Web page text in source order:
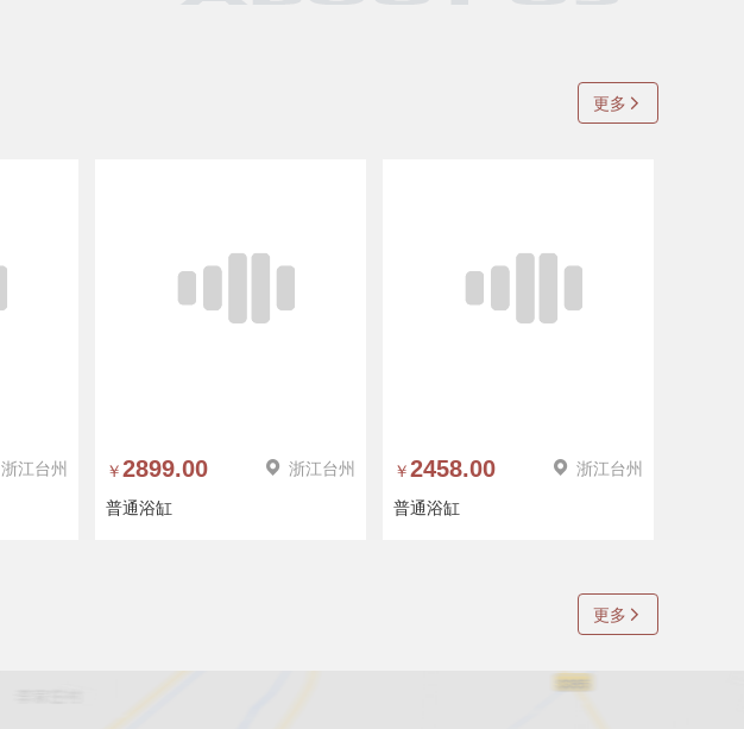
更多
浙江台州
￥2899.00
浙江台州
普通浴缸
￥2458.00
浙江台州
普通浴缸
更多